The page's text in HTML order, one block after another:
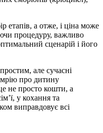
етапів, а отже, і ціна може
процедуру, важливо
сценарій і його
але сучасні
мрію про дитину
не просто кошти, а
у кохання та
виправдовує всі